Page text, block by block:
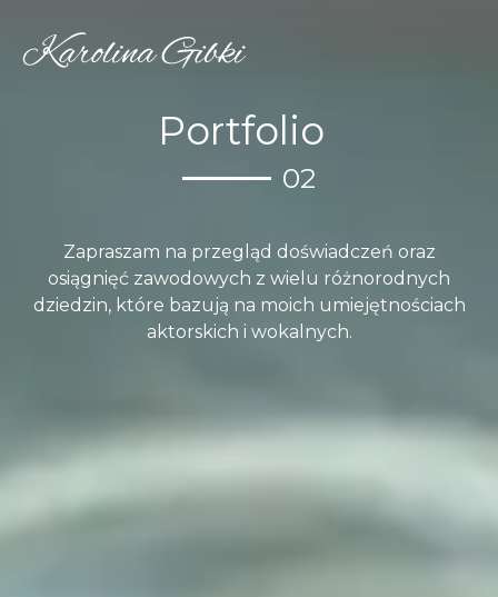
Portfolio
02
Zapraszam na przegląd doświadczeń oraz
osiągnięć zawodowych z wielu różnorodnych
dziedzin, które bazują na moich umiejętnościach
aktorskich i wokalnych.